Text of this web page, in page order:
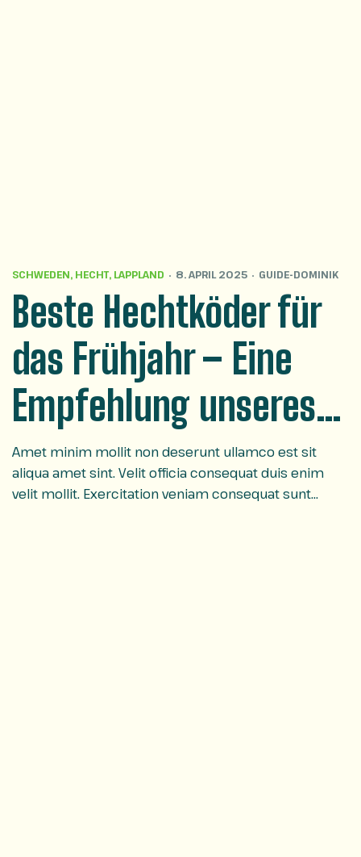
SCHWEDEN, HECHT, LAPPLAND 8. APRIL 2025 GUIDE-DOMINIK
Beste Hechtköder für
das Frühjahr – Eine
Empfehlung unseres
Guides Dominik
Winkler
Amet minim mollit non deserunt ullamco est sit
aliqua amet sint. Velit officia consequat duis enim
velit mollit. Exercitation veniam consequat sunt